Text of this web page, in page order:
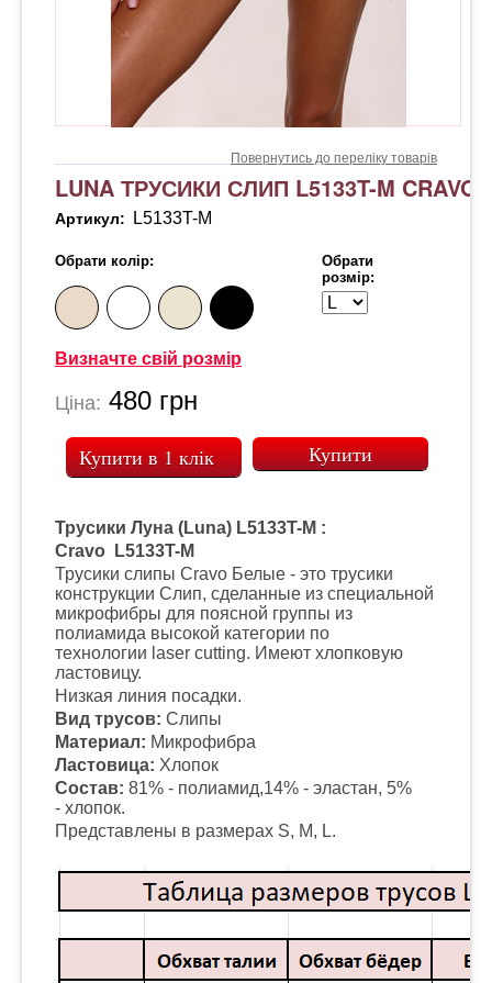
Повернутись до переліку товарів
LUNA ТРУСИКИ СЛИП L5133T-M CRAVO
Артикул: L5133T-M
Обрати колір:
Обрати
розмір:
Визначте свій розмір
Ціна: 480 грн
Купити в 1 клік
Трусики Луна (Luna) L5133T-M :
Cravo L5133T-M
Трусики слипы Cravo Белые - это трусики
конструкции Слип, сделанные из специальной
микрофибры для поясной группы из
полиамида высокой категории по
технологии laser cutting. Имеют хлопковую
ластовицу.
Низкая линия посадки.
Вид трусов: Слипы
Материал: Микрофибра
Ластовица: Хлопок
Состав: 81% - полиамид,14% - эластан, 5%
- хлопок.
Представлены в размерах S, M, L.